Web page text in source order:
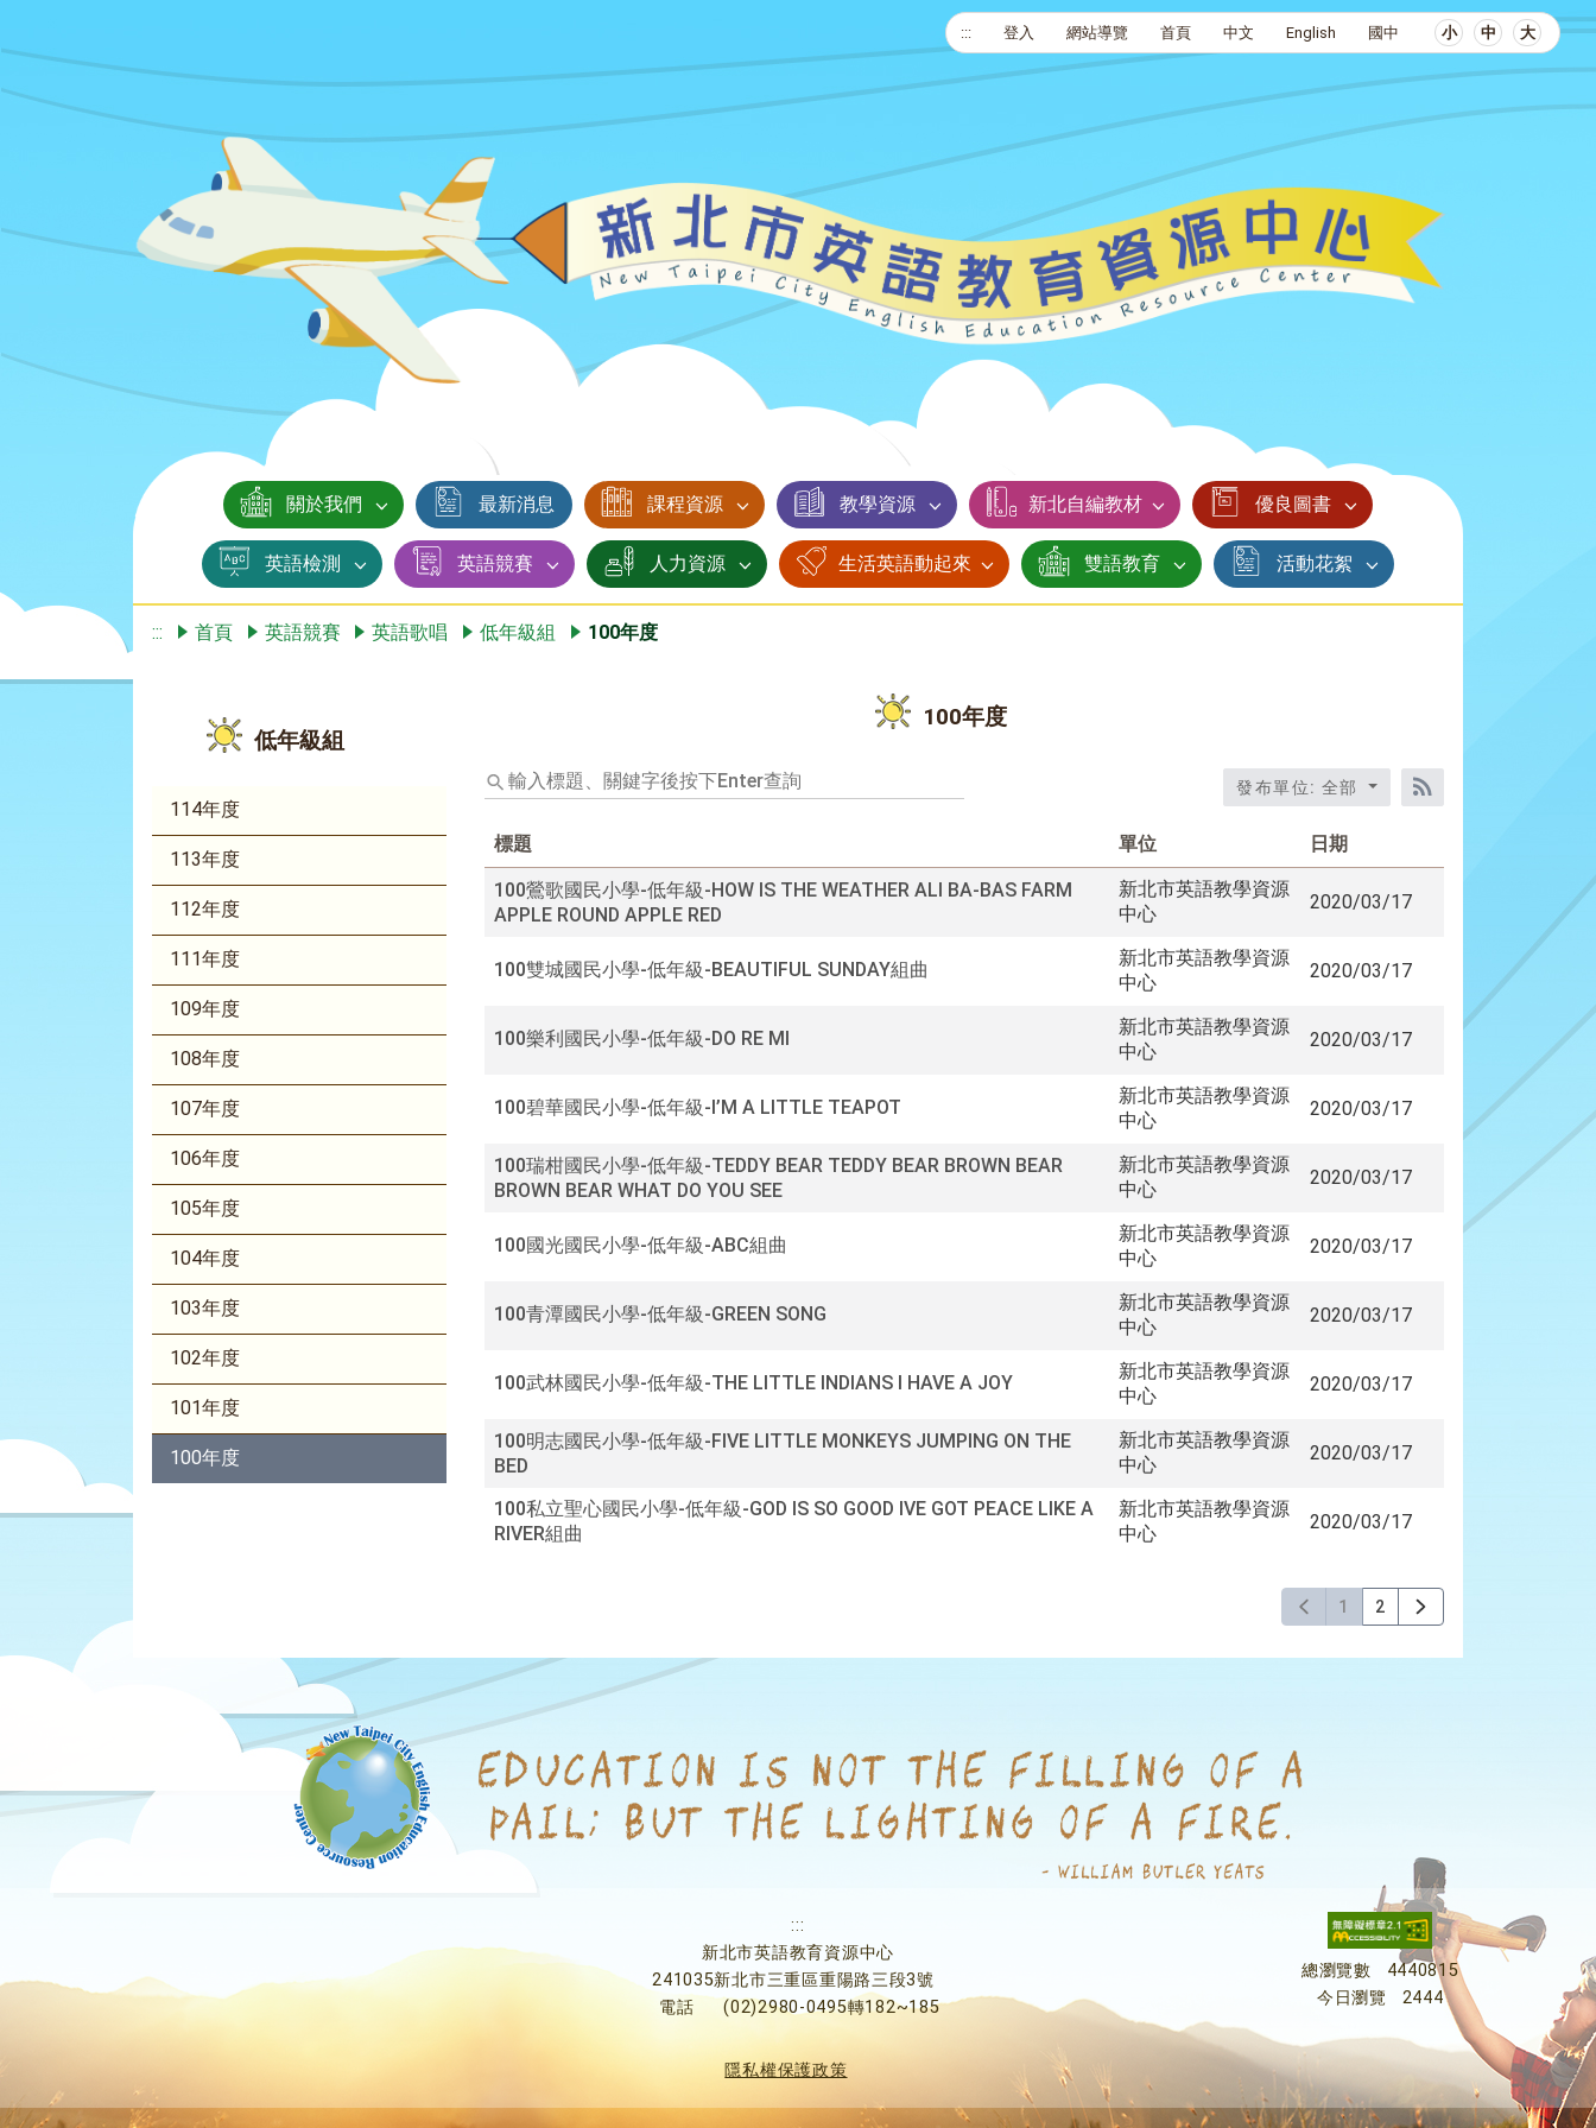
::: 登入 網站導覽 首頁 中文 English 國中 小 中 大
關於我們 最新消息 課程資源 教學資源 新北自編教材 優良圖書
英語檢測 英語競賽 人力資源 生活英語動起來 雙語教育 活動花絮
::: 首頁 英語競賽 英語歌唱 低年級組 100年度
低年級組
114年度
113年度
112年度
111年度
109年度
108年度
107年度
106年度
105年度
104年度
103年度
102年度
101年度
100年度
100年度
輸
入
題、
關
鍵
字
按
查
發布單位: 全部
RSS訂閱
標題 單位 日期
100鶯歌國民小學-低年級-HOW IS THE WEATHER ALI BA-BAS FARM
APPLE ROUND APPLE RED
新北市英語教學資源
中心
2020/03/17
100雙城國民小學-低年級-BEAUTIFUL SUNDAY組曲
新北市英語教學資源
中心
2020/03/17
100樂利國民小學-低年級-DO RE MI
新北市英語教學資源
中心
2020/03/17
100碧華國民小學-低年級-I’M A LITTLE TEAPOT
新北市英語教學資源
中心
2020/03/17
100瑞柑國民小學-低年級-TEDDY BEAR TEDDY BEAR BROWN BEAR
BROWN BEAR WHAT DO YOU SEE
新北市英語教學資源
中心
2020/03/17
100國光國民小學-低年級-ABC組曲
新北市英語教學資源
中心
2020/03/17
100青潭國民小學-低年級-GREEN SONG
新北市英語教學資源
中心
2020/03/17
100武林國民小學-低年級-THE LITTLE INDIANS I HAVE A JOY
新北市英語教學資源
中心
2020/03/17
100明志國民小學-低年級-FIVE LITTLE MONKEYS JUMPING ON THE
BED
新北市英語教學資源
中心
2020/03/17
100私立聖心國民小學-低年級-GOD IS SO GOOD IVE GOT PEACE LIKE A
RIVER組曲
新北市英語教學資源
中心
2020/03/17
1 2
:::
新北市英語教育資源中心
241035新北市三重區重陽路三段3號
電話
(02)2980-0495轉182~185
總瀏覽數
4440815
今日瀏覽
2444
隱私權保護政策